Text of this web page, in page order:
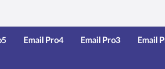
Email
Email Pro3
Email Pro4